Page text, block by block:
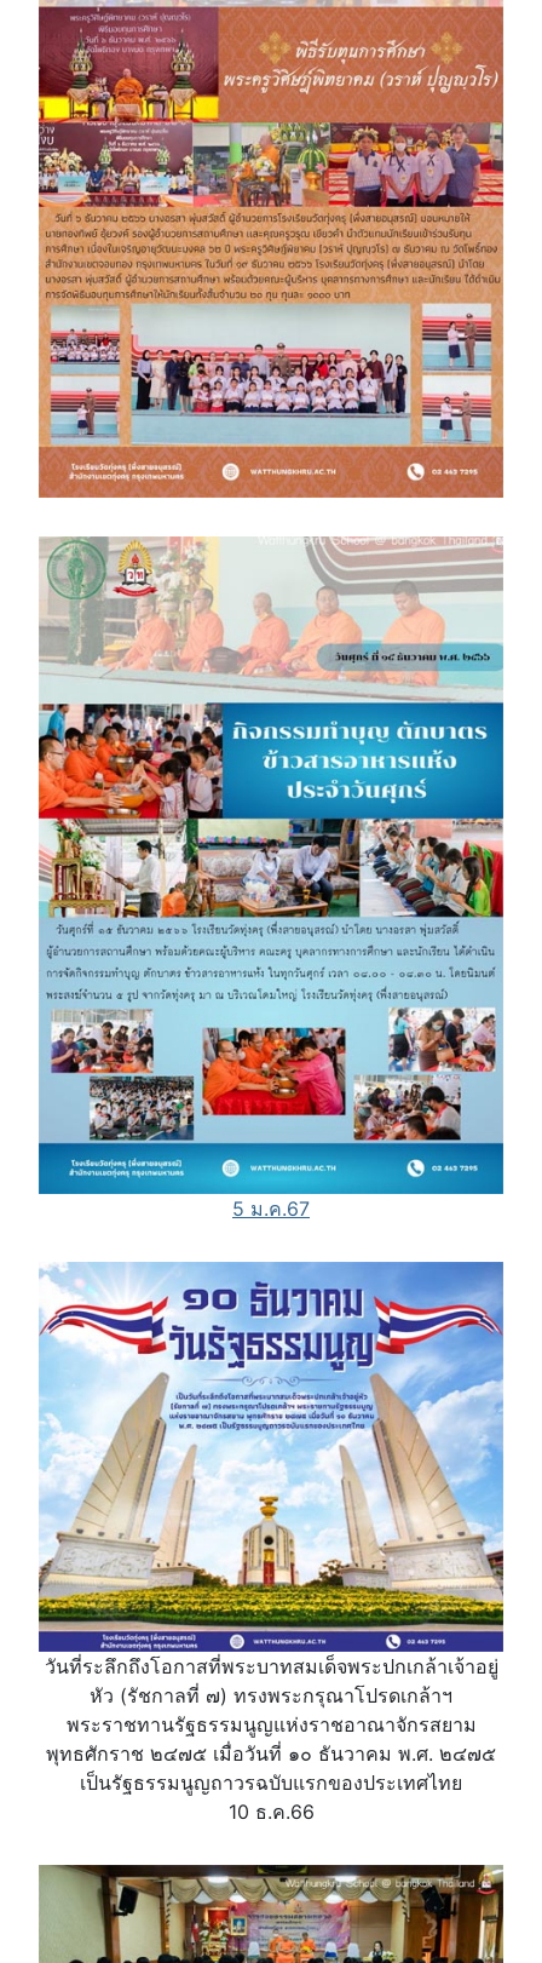
5 ม.ค.67
วันที่ระลึกถึงโอกาสที่พระบาทสมเด็จพระปกเกล้าเจ้าอยู่
หัว (รัชกาลที่ ๗) ทรงพระกรุณาโปรดเกล้าฯ
พระราชทานรัฐธรรมนูญแห่งราชอาณาจักรสยาม
พุทธศักราช ๒๔๗๕ เมื่อวันที่ ๑๐ ธันวาคม พ.ศ. ๒๔๗๕
เป็นรัฐธรรมนูญถาวรฉบับแรกของประเทศไทย
10 ธ.ค.66